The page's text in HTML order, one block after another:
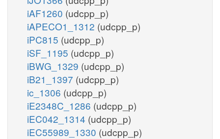
iAF1260 (udcpp_p)
iAPECO1_1312 (udcpp_p)
iPC815 (udcpp_p)
iSF_1195 (udcpp_p)
iBWG_1329 (udcpp_p)
iB21_1397 (udcpp_p)
ic_1306 (udcpp_p)
iE2348C_1286 (udcpp_p)
iEC042_1314 (udcpp_p)
iEC55989_1330 (udcpp_p)